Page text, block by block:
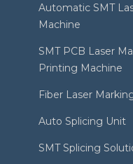
Automatic SMT
Machine
SMT PCB Laser
Printing Machine
Fiber Laser
Auto Splicing Unit
SMT Splicing